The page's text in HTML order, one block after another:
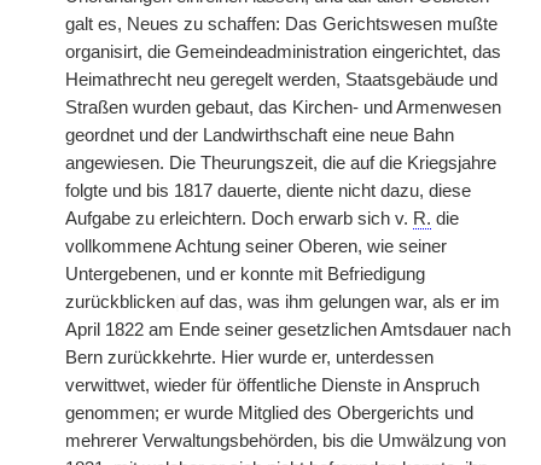
galt es, Neues zu schaffen: Das Gerichtswesen mußte
organisirt, die Gemeindeadministration eingerichtet, das
Heimathrecht neu geregelt werden, Staatsgebäude und
Straßen wurden gebaut, das Kirchen- und Armenwesen
geordnet und der Landwirthschaft eine neue Bahn
angewiesen. Die Theurungszeit, die auf die Kriegsjahre
folgte und bis 1817 dauerte, diente nicht dazu, diese
Aufgabe zu erleichtern. Doch erwarb sich v. R. die
vollkommene Achtung seiner Oberen, wie seiner
Untergebenen, und er konnte mit Befriedigung
zurückblicken auf das, was ihm gelungen war, als er im
April 1822 am Ende seiner gesetzlichen Amtsdauer nach
Bern zurückkehrte. Hier wurde er, unterdessen
verwittwet, wieder für öffentliche Dienste in Anspruch
genommen; er wurde Mitglied des Obergerichts und
mehrerer Verwaltungsbehörden, bis die Umwälzung von